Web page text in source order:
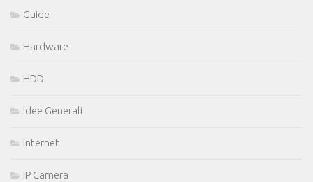
Guide
Hardware
HDD
Idee Generali
Internet
IP Camera